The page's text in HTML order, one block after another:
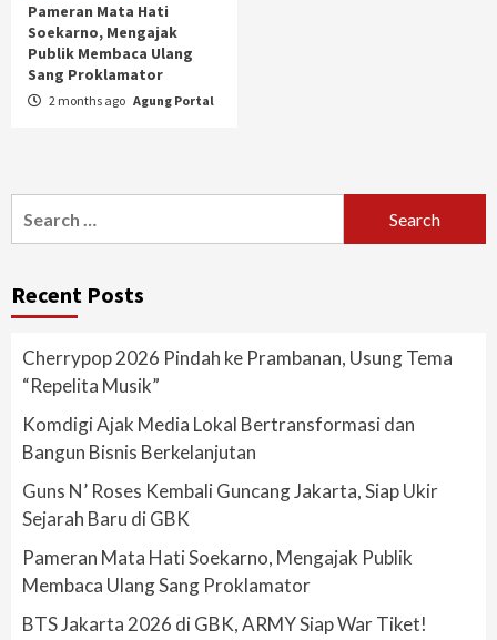
Pameran Mata Hati
Soekarno, Mengajak
Publik Membaca Ulang
Sang Proklamator
2 months ago Agung Portal
for:
Recent Posts
Cherrypop 2026 Pindah ke Prambanan, Usung Tema
“Repelita Musik”
Komdigi Ajak Media Lokal Bertransformasi dan
Bangun Bisnis Berkelanjutan
Guns N’ Roses Kembali Guncang Jakarta, Siap Ukir
Sejarah Baru di GBK
Pameran Mata Hati Soekarno, Mengajak Publik
Membaca Ulang Sang Proklamator
BTS Jakarta 2026 di GBK, ARMY Siap War Tiket!